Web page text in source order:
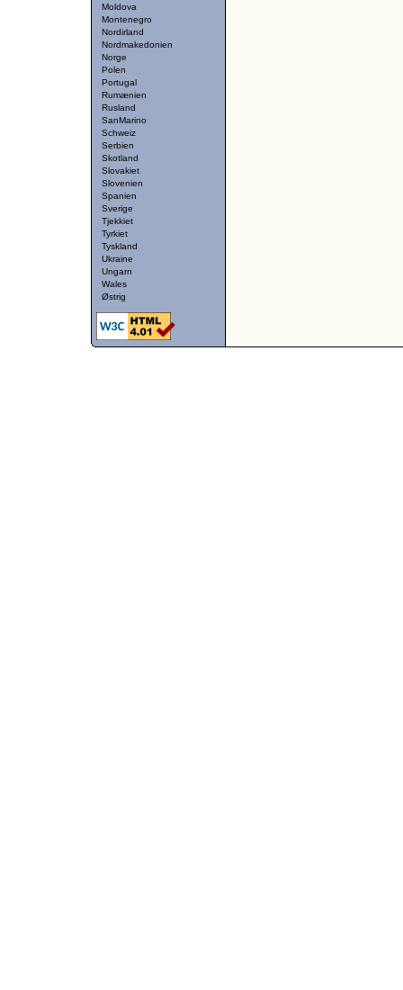
Moldova
Montenegro
Nordirland
Nordmakedonien
Norge
Polen
Portugal
Rumænien
Rusland
SanMarino
Schweiz
Serbien
Skotland
Slovakiet
Slovenien
Spanien
Sverige
Tjekkiet
Tyrkiet
Tyskland
Ukraine
Ungarn
Wales
Østrig